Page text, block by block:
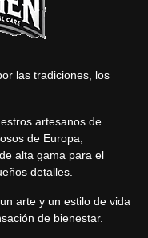
las tradiciones, los
artesanos de
de Europa,
alta gama para el
detalles.
arte y un estilo de vida
de bienestar.